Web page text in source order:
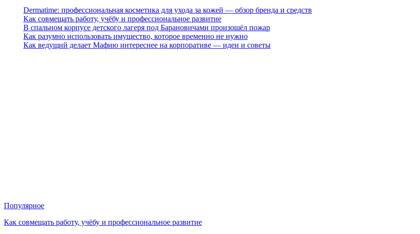
Dermatime: профессиональная косметика для ухода за кожей — обзор бренда и средств
Как совмещать работу, учёбу и профессиональное развитие
В спальном корпусе детского лагеря под Барановичами произошёл пожар
Как разумно использовать имущество, которое временно не нужно
Как ведущий делает Мафию интереснее на корпоративе — идеи и советы
Популярное
Как совмещать работу, учёбу и профессиональное развитие